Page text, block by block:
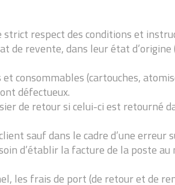
respect des conditions et
revente, dans leur état
consommables (cartouches,
défectueux.
de retour si celui-ci est retourné
sauf dans le cadre d’une
d’établir la facture de la poste
les frais de port (de retour et de